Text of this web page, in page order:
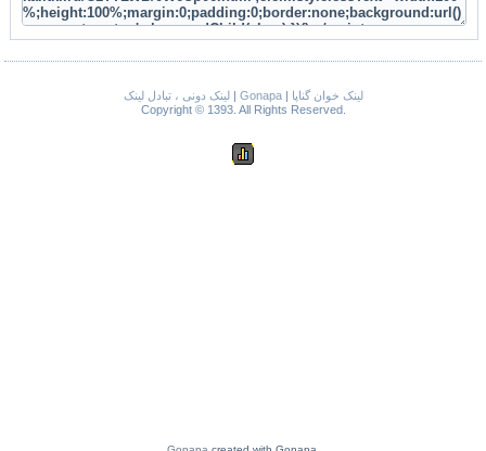
لینک دونی ، تبادل لینک| Gonapa|
لینک خوان گناپا
Copyright © 1393. All Rights Reserved.